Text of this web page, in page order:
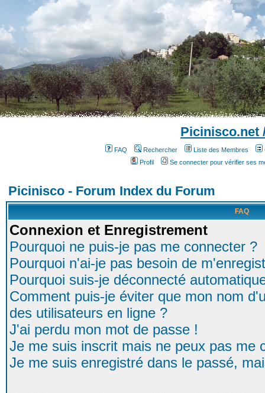
Picinisco.net
FAQ Rechercher Liste des Membres
Profil
Se connecter pour vérifier ses
Picinisco - Forum Index du Forum
FAQ
Connexion et Enregistrement
Pourquoi ne puis-je pas me connecter ?
Pourquoi n'ai-je pas besoin de
Pourquoi suis-je déconnecté
Comment puis-je éviter que mon nom
des utilisateurs en ligne ?
J'ai perdu mon mot de passe !
Je me suis inscrit mais ne peux pas me
Je me suis enregistré dans le passé,